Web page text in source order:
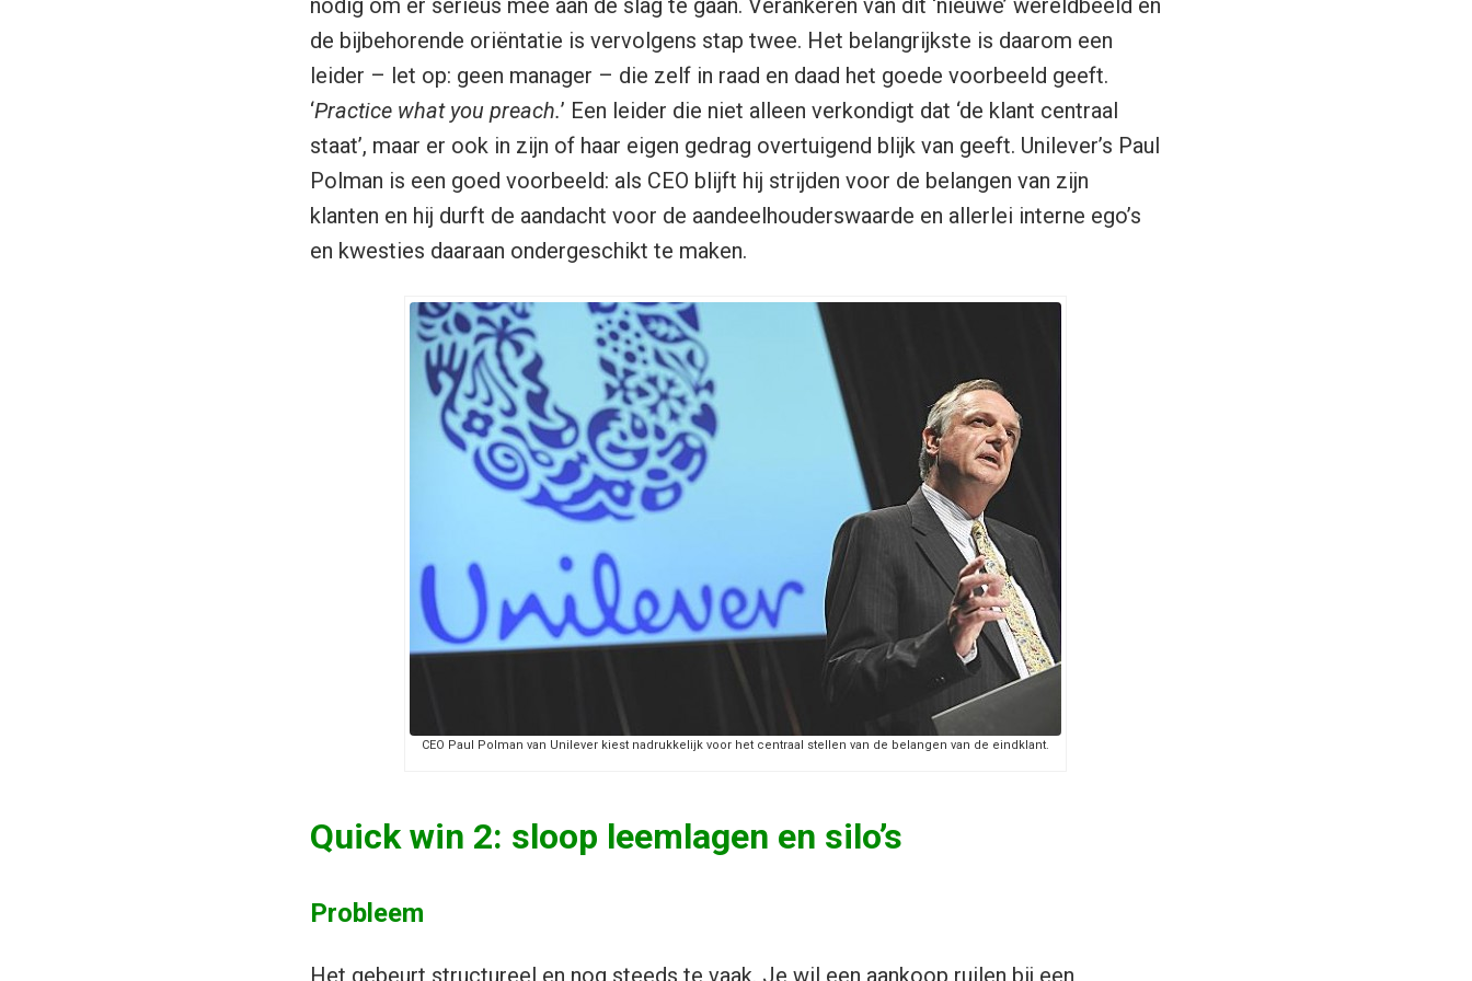
nodig om er serieus mee aan de slag te gaan. Verankeren van dit ‘nieuwe’ wereldbeeld en
de bijbehorende oriëntatie is vervolgens stap twee. Het belangrijkste is daarom een
leider – let op: geen manager – die zelf in raad en daad het goede voorbeeld geeft.
‘Practice what you preach.’ Een leider die niet alleen verkondigt dat ‘de klant centraal
staat’, maar er ook in zijn of haar eigen gedrag overtuigend blijk van geeft. Unilever’s Paul
Polman is een goed voorbeeld: als CEO blijft hij strijden voor de belangen van zijn
klanten en hij durft de aandacht voor de aandeelhouderswaarde en allerlei interne ego’s
en kwesties daaraan ondergeschikt te maken.
CEO Paul Polman van Unilever kiest nadrukkelijk voor het centraal stellen van de belangen van de eindklant.
Quick win 2: sloop leemlagen en silo’s
Probleem
Het gebeurt structureel en nog steeds te vaak. Je wil een aankoop ruilen bij een